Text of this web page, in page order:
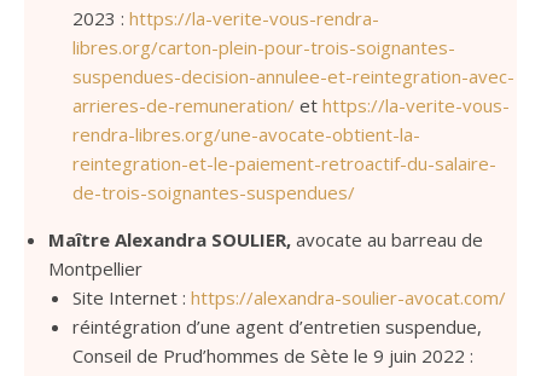
2023 : https://la-verite-vous-rendra-
libres.org/carton-plein-pour-trois-soignantes-
suspendues-decision-annulee-et-reintegration-avec-
arrieres-de-remuneration/ et https://la-verite-vous-
rendra-libres.org/une-avocate-obtient-la-
reintegration-et-le-paiement-retroactif-du-salaire-
de-trois-soignantes-suspendues/
Maître Alexandra SOULIER, avocate au barreau de
Montpellier
Site Internet : https://alexandra-soulier-avocat.com/
réintégration d’une agent d’entretien suspendue,
Conseil de Prud’hommes de Sète le 9 juin 2022 :